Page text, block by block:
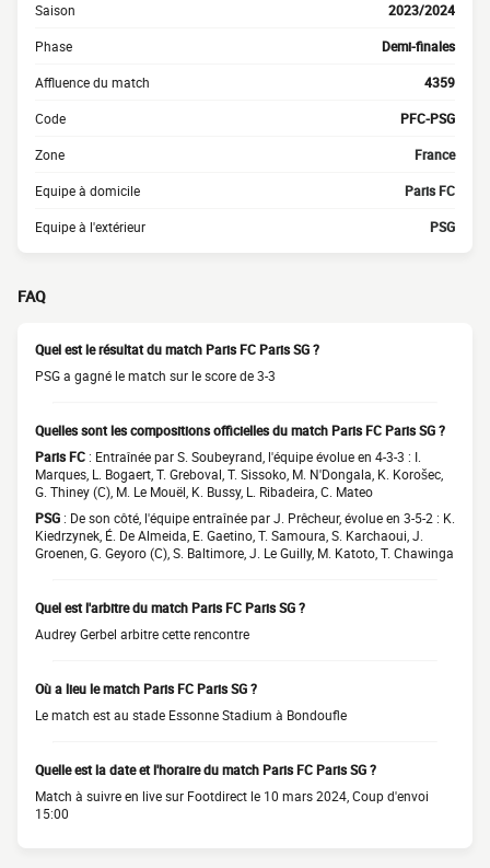
Saison 2023/2024
Phase Demi-finales
Affluence du match 4359
Code PFC-PSG
Zone France
Equipe à domicile Paris FC
Equipe à l'extérieur PSG
FAQ
Quel est le résultat du match Paris FC Paris SG ?
PSG a gagné le match sur le score de 3-3
Quelles sont les compositions officielles du match Paris FC Paris SG ?
Paris FC : Entraînée par S. Soubeyrand, l'équipe évolue en 4-3-3 : I.
Marques, L. Bogaert, T. Greboval, T. Sissoko, M. N'Dongala, K. Korošec,
G. Thiney (C), M. Le Mouël, K. Bussy, L. Ribadeira, C. Mateo
PSG : De son côté, l'équipe entraînée par J. Prêcheur, évolue en 3-5-2 : K.
Kiedrzynek, É. De Almeida, E. Gaetino, T. Samoura, S. Karchaoui, J.
Groenen, G. Geyoro (C), S. Baltimore, J. Le Guilly, M. Katoto, T. Chawinga
Quel est l'arbitre du match Paris FC Paris SG ?
Audrey Gerbel arbitre cette rencontre
Où a lieu le match Paris FC Paris SG ?
Le match est au stade Essonne Stadium à Bondoufle
Quelle est la date et l'horaire du match Paris FC Paris SG ?
Match à suivre en live sur Footdirect le 10 mars 2024, Coup d'envoi
15:00